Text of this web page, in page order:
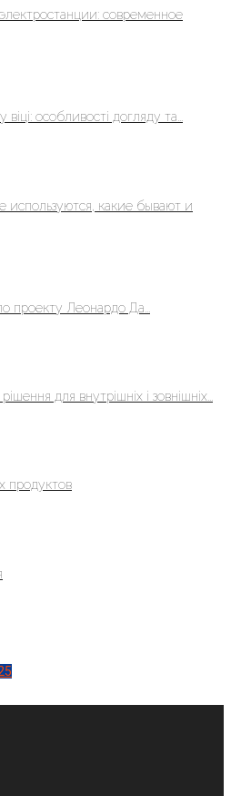
современное
особливості догляду та...
используются, какие бывают и
проекту Леонардо Да...
для внутрішніх і зовнішніх...
продуктов